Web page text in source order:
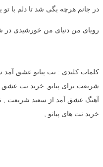
در جانم هرچه بگی شد تا دلم با
رویای من دنیای من خورشیدی در
کلمات کلیدی : نت پیانو عشق
شریعت برای پیانو, خرید نت عشق
آهنگ عشق آمد از سعید شریعت
خرید نت های پیانو ,